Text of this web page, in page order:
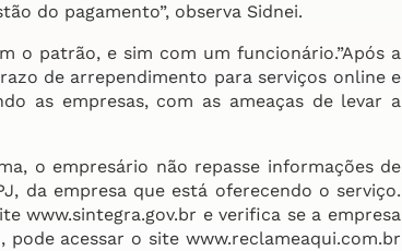
do pagamento”, observa Sidnei.
o patrão, e sim com um funcionário.”Após a
de arrependimento para serviços online e
as empresas, com as ameaças de levar a
o empresário não repasse informações de
da empresa que está oferecendo o serviço.
www.sintegra.gov.br e verifica se a empresa
pode acessar o site www.reclameaqui.com.br